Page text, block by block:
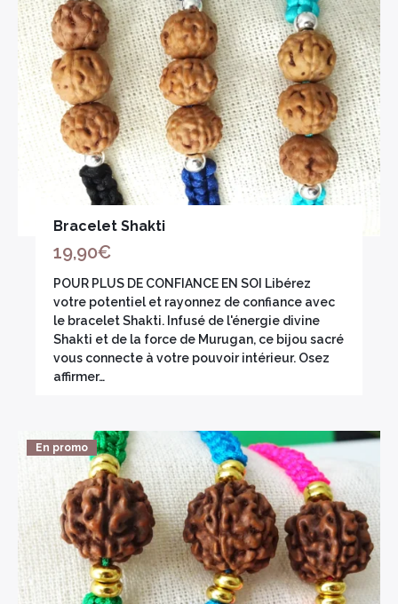
Bracelet Shakti
19,90€
POUR PLUS DE CONFIANCE EN SOI Libérez
votre potentiel et rayonnez de confiance avec
le bracelet Shakti. Infusé de l'énergie divine
Shakti et de la force de Murugan, ce bijou sacré
vous connecte à votre pouvoir intérieur. Osez
affirmer…
En promo